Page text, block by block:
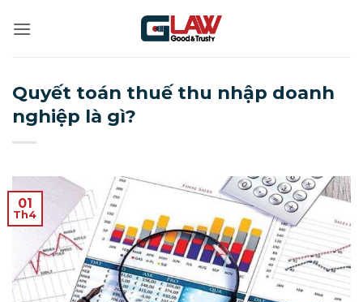
qua
Quyết toán thuế thu nhập doanh
nghiệp là gì?
01
Th4